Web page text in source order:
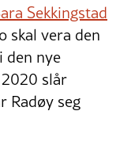
Sekkingstad
skal vera den
nye
slår
Radøy seg